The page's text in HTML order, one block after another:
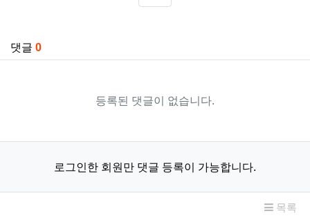
SNS 공유
댓글 0
등록된 댓글이 없습니다.
로그인한 회원만 댓글 등록이 가능합니다.
목록